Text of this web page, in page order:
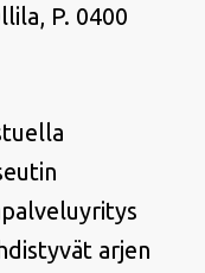
P. 0400
arjen